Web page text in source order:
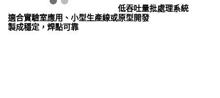
低吞吐量批處理系統
適合實驗室應用、小型生產線或原型開發
製成穩定，焊點可靠